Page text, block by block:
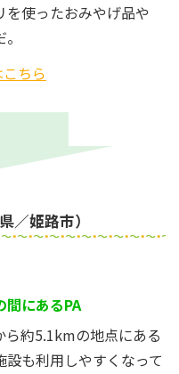
使ったおみやげ品や
ちら
／姫路市）
間にあるPA
ら約5.1kmの地点にある
設も利用しやすくなって